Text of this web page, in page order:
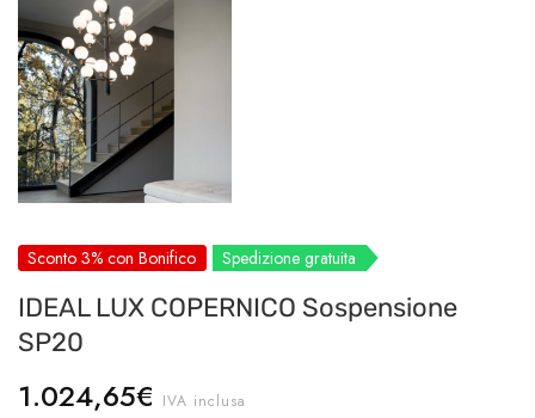
Sconto 3% con Bonifico Spedizione gratuita
IDEAL LUX COPERNICO Sospensione
SP20
1.024,65€ IVA inclusa